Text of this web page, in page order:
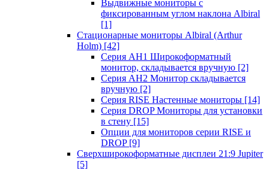
Выдвижные мониторы с
фиксированным углом наклона Albiral
[1]
Стационарные мониторы Albiral (Arthur
Holm) [42]
Серия AH1 Широкоформатный
монитор, складывается вручную [2]
Серия AH2 Монитор складывается
вручную [2]
Серия RISE Настенные мониторы [14]
Серия DROP Мониторы для установки
в стену [15]
Опции для мониторов серии RISE и
DROP [9]
Сверхширокоформатные дисплеи 21:9 Jupiter
[5]